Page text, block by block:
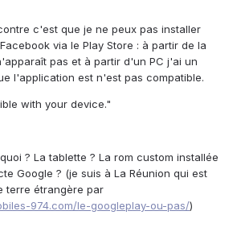
c'est que je ne peux pas installer
via le Play Store : à partir de la
pas et à partir d'un PC j'ai un
l'application est n'est pas compatible.
with your device."
? La tablette ? La rom custom installée
Google ? (je suis à La Réunion qui est
terre étrangère par
974.com/le-googleplay-ou-pas/)